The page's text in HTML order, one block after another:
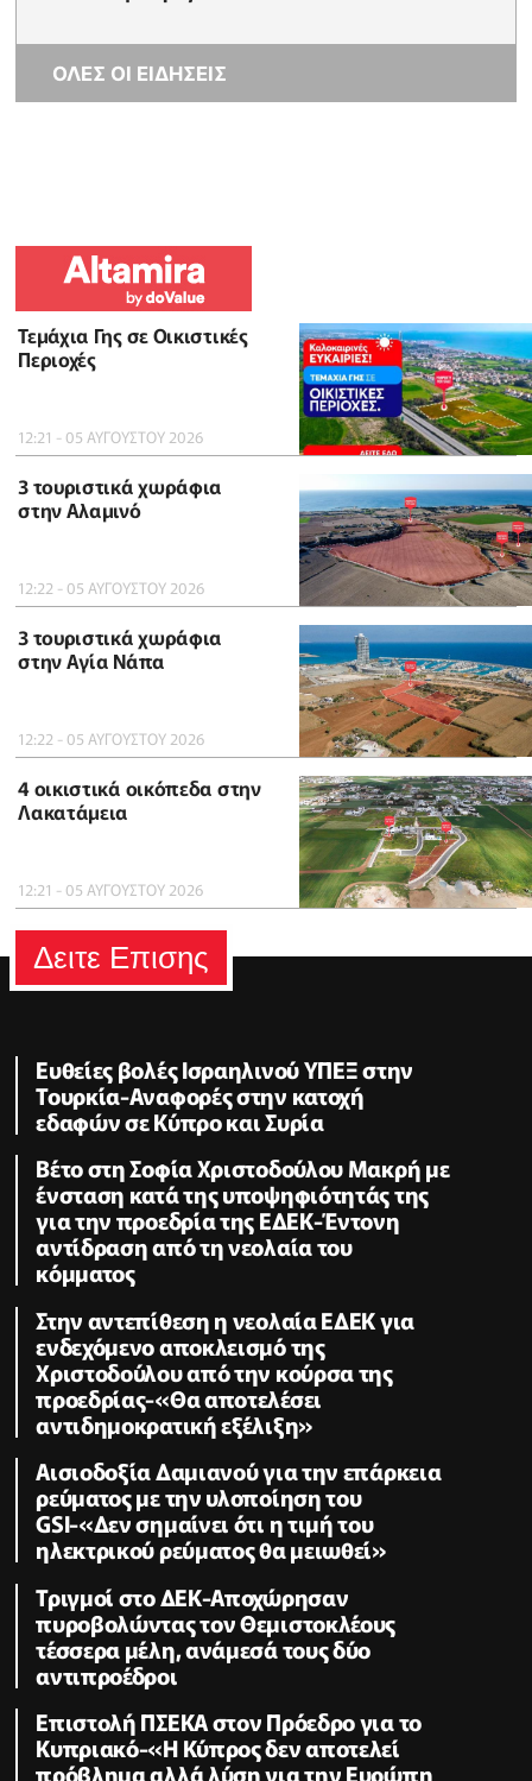
ΟΛΕΣ ΟΙ ΕΙΔΗΣΕΙΣ
Τεμάχια Γης σε Οικιστικές
Περιοχές
12:21 - 05 ΑΥΓΟΥΣΤΟΥ 2026
3 τουριστικά χωράφια
στην Αλαμινό
12:22 - 05 ΑΥΓΟΥΣΤΟΥ 2026
3 τουριστικά χωράφια
στην Αγία Νάπα
12:22 - 05 ΑΥΓΟΥΣΤΟΥ 2026
4 οικιστικά οικόπεδα στην
Λακατάμεια
12:21 - 05 ΑΥΓΟΥΣΤΟΥ 2026
Δειτε Επισης
Ευθείες βολές Ισραηλινού ΥΠΕΞ στην
Τουρκία-Αναφορές στην κατοχή
εδαφών σε Κύπρο και Συρία
Βέτο στη Σοφία Χριστοδούλου Μακρή με
ένσταση κατά της υποψηφιότητάς της
για την προεδρία της ΕΔΕΚ-Έντονη
αντίδραση από τη νεολαία του
κόμματος
Στην αντεπίθεση η νεολαία ΕΔΕΚ για
ενδεχόμενο αποκλεισμό της
Χριστοδούλου από την κούρσα της
προεδρίας-«Θα αποτελέσει
αντιδημοκρατική εξέλιξη»
Αισιοδοξία Δαμιανού για την επάρκεια
ρεύματος με την υλοποίηση του
GSI-«Δεν σημαίνει ότι η τιμή του
ηλεκτρικού ρεύματος θα μειωθεί»
Τριγμοί στο ΔΕΚ-Αποχώρησαν
πυροβολώντας τον Θεμιστοκλέους
τέσσερα μέλη, ανάμεσά τους δύο
αντιπροέδροι
Επιστολή ΠΣΕΚΑ στον Πρόεδρο για το
Κυπριακό-«Η Κύπρος δεν αποτελεί
πρόβλημα αλλά λύση για την Ευρώπη